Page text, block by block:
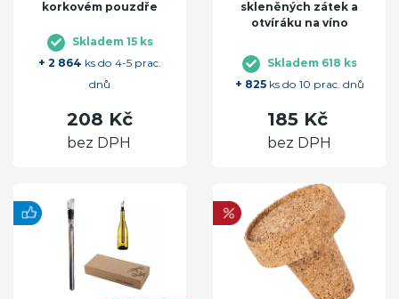
korkovém pouzdře
Skladem 15 ks
+ 2 864 ks do 4-5 prac.
dnů
208 Kč
bez DPH
skleněných zátek a
otvíráku na víno
Skladem 618 ks
+ 825ks do 10 prac. dnů
185 Kč
bez DPH